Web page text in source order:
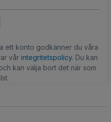
ett konto godkänner du våra
vår integritetspolicy. Du kan
kan välja bort det när som